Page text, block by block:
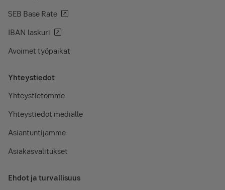
SEB Base Rate
IBAN laskuri
Avoimet työpaikat
Yhteystiedot
Yhteystietomme
Yhteystiedot medialle
Asiantuntijamme
Asiakasvalitukset
Ehdot ja turvallisuus